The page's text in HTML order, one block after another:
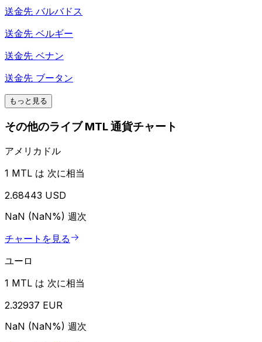
送金先 バルバドス
送金先 ベルギー
送金先 ベナン
送金先 ブータン
もっと見る
その他のライブ MTL 通貨チャート
アメリカドル
1 MTL は 次に相当
2.68443 USD
NaN (NaN%) 週次
チャートを見る
ユーロ
1 MTL は 次に相当
2.32937 EUR
NaN (NaN%) 週次